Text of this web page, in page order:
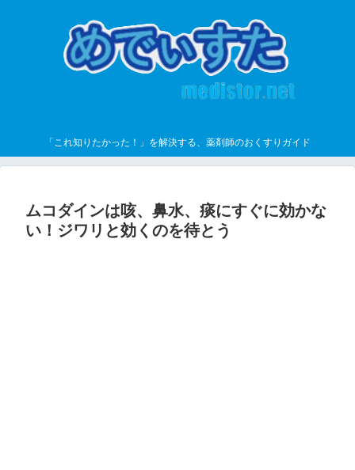
「これ知りたかった！」を解決する、薬剤師のおくすりガイド
ムコダインは咳、鼻水、痰にすぐに効かな
い！ジワリと効くのを待とう